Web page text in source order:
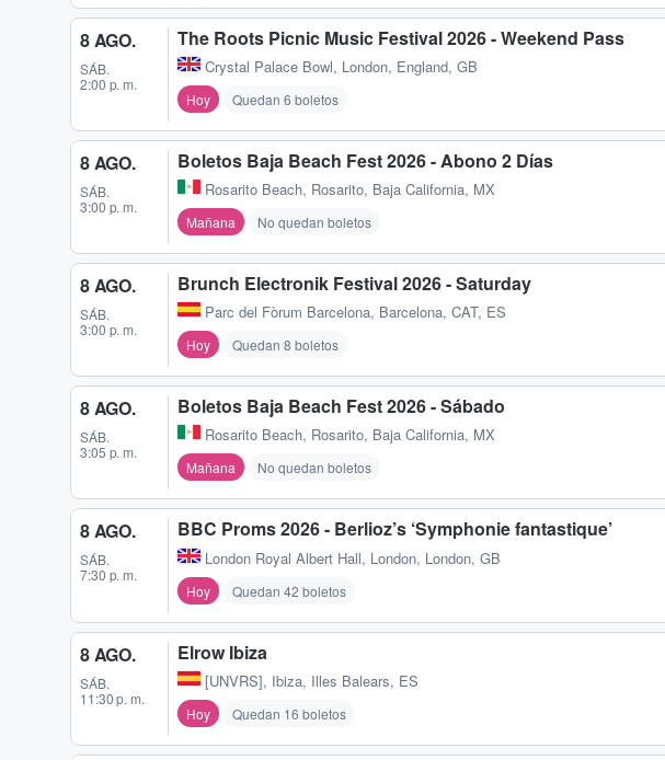
8 AGO.
SÁB.
2:00 p. m.
The Roots Picnic Music Festival 2026 - Weekend Pass
Crystal Palace Bowl, London, England, GB
Hoy Quedan 6 boletos
8 AGO.
SÁB.
3:00 p. m.
Boletos Baja Beach Fest 2026 - Abono 2 Días
Rosarito Beach, Rosarito, Baja California, MX
Mañana No quedan boletos
8 AGO.
SÁB.
3:00 p. m.
Brunch Electronik Festival 2026 - Saturday
Parc del Fòrum Barcelona, Barcelona, CAT, ES
Hoy Quedan 8 boletos
8 AGO.
SÁB.
3:05 p. m.
Boletos Baja Beach Fest 2026 - Sábado
Rosarito Beach, Rosarito, Baja California, MX
Mañana No quedan boletos
8 AGO.
SÁB.
7:30 p. m.
BBC Proms 2026 - Berlioz’s ‘Symphonie fantastique’
London Royal Albert Hall, London, London, GB
Hoy Quedan 42 boletos
8 AGO.
SÁB.
11:30 p. m.
Elrow Ibiza
[UNVRS], Ibiza, Illes Balears, ES
Hoy Quedan 16 boletos